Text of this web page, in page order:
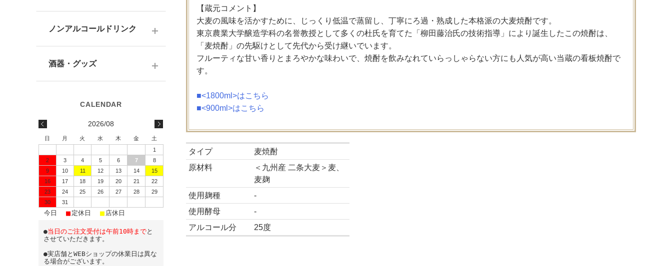
【蔵元コメント】
大麦の風味を活かすために、じっくり低温で蒸留し、丁寧にろ過・熟成した本格派の大麦焼酎です。
東京農業大学醸造学科の名誉教授として多くの杜氏を育てた「柳田藤治氏の技術指導」により誕生したこの焼酎は、
「麦焼酎」の先駆けとして先代から受け継いでいます。
フルーティな甘い香りとまろやかな味わいで、焼酎を飲みなれていらっしゃらない方にも人気が高い当蔵の看板焼酎で
す。
■<1800ml>はこちら
■<900ml>はこちら
タイプ
麦焼酎
原材料
＜九州産 二条大麦＞麦、
麦麹
使用麹種
-
使用酵母
-
アルコール分
25度
中部・北陸の日本酒
九州の日本酒
日本酒-720ml・500ml
日本酒-300ml・360ml
日本酒-180ml
飲みきりサイズ
国産洋酒
ラム
テキーラ
ノンアルコールドリンク
酒器・グッズ
蔵元エコバッグ
2026/08
日 月 火 水 木 金
土
1
2
3 4 5 6 7
8
9
10 11 12 13 14
15
16
17 18 19 20 21
22
23
24 25 26 27 28
29
30
31
今日 ■ 定休日 ■ 店休日
●当日のご注文受付は午前10時までと
させていただきます。
●実店舗とWEBショップの休業日は異な
る場合がございます。